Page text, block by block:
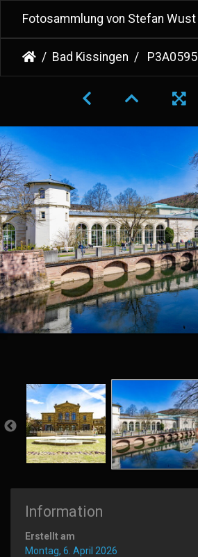
Fotosammlung von Stefan Wust
Bad Kissingen P3A0595
Information
Erstellt am
Montag, 6. April 2026